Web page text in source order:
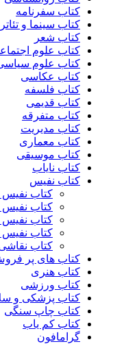
کتاب سفرنامه
کتاب سینما و تئاتر
کتاب شعر
کتاب علوم
کتاب علوم
کتاب عکاسی
کتاب فلسفه
کتاب قدیمی
کتاب متفرقه
کتاب مدیریت
کتاب معماری
کتاب موسیقی
کتاب نایاب
کتاب نفیس
کتاب نفیس
کتاب نفیس
کتاب نفیس
کتاب نفیس
کتاب
کتاب های پر
کتاب هنری
کتاب ورزشی
کتاب پزشکی و
کتاب چاپ سنگی
کتاب کم یاب
گرامافون